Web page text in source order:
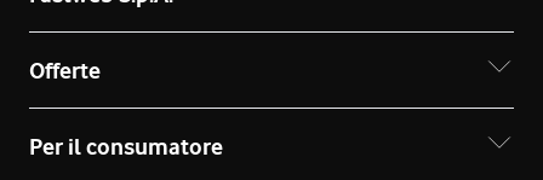
Offerte
Per il consumatore